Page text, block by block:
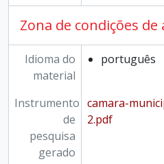
Zona de condições de
Idioma do
material
português
Instrumento
de
pesquisa
gerado
camara-
2.pdf